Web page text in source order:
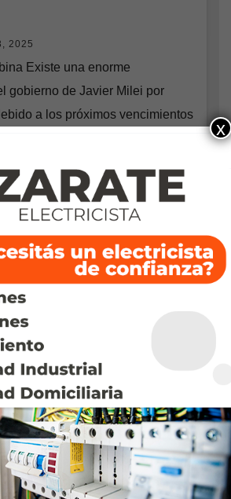
2025
Existe una enorme
gobierno de Javier Milei por
a los próximos vencimientos
x